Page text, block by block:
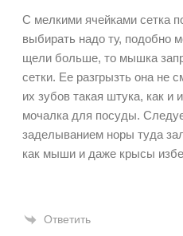
С мелкими ячейками сетка
выбирать надо ту, подобно
щели больше, то мышка
сетки. Ее разгрызть она не
их зубов такая штука, как и
мочалка для посуды.
заделыванием норы туда
как мыши и даже крысы
Ответить